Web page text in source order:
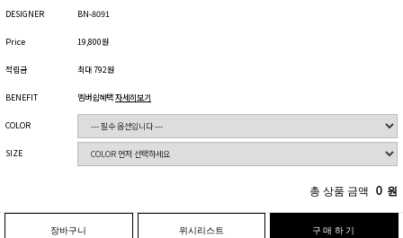
DESIGNER BN-8091
Price 19,800원
적립금 최대 792원
BENEFIT 멤버쉽혜택자세히보기
COLOR
SIZE
총 상품 금액 0 원
장바구니 위시리스트 구매하기